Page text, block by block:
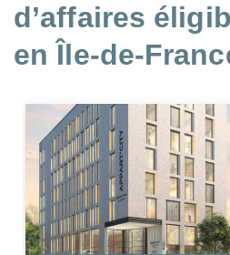
d’affaires
en Île-de-